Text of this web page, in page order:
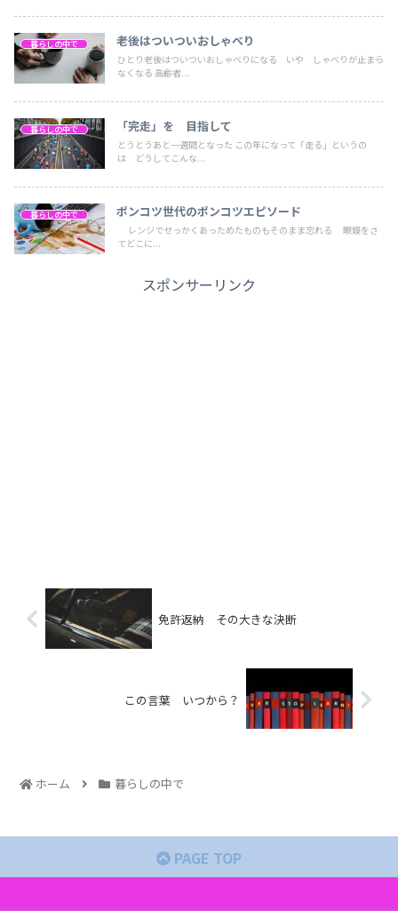
暮らしの中で 老後はついついおしゃべり
ひとり老後はついついおしゃべりになる いや しゃべりが止まら
なくなる 高齢者...
暮らしの中で 「完走」を 目指して
とうとうあと一週間となった この年になって「走る」というの
は どうしてこんな...
暮らしの中で ポンコツ世代のポンコツエピソード
レンジでせっかくあっためたものもそのまま忘れる 眼鏡をさ
てどこに...
スポンサーリンク
免許返納 その大きな決断
この言葉 いつから？
ホーム 暮らしの中で
PAGE TOP